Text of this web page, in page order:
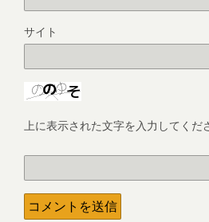
サイト
上に表示された文字を入力してくだ